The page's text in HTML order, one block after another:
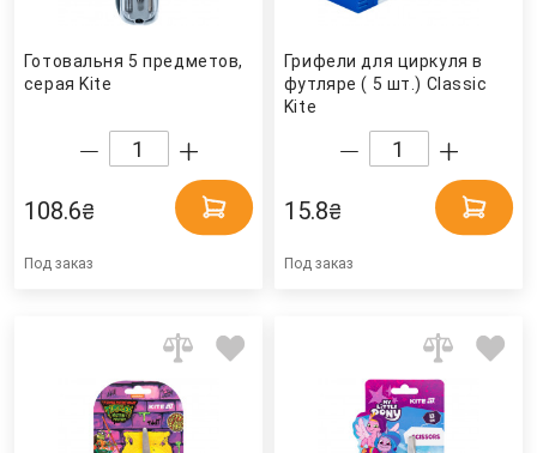
Готовальня 5 предметов,
серая Kite
108.6₴
Под заказ
Грифели для циркуля в
футляре ( 5 шт.) Classic
Kite
15.8₴
Под заказ